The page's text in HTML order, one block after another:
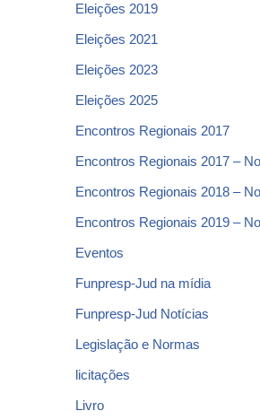
Eleições 2019
Eleições 2021
Eleições 2023
Eleições 2025
Encontros Regionais 2017
Encontros Regionais 2017 –
Encontros Regionais 2018 –
Encontros Regionais 2019 –
Eventos
Funpresp-Jud na mídia
Funpresp-Jud Notícias
Legislação e Normas
licitações
Livro